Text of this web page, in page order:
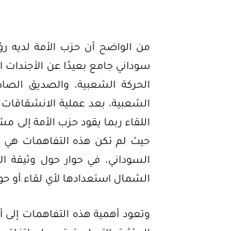
من الواضح أن حزب الأمة
سوداني جامع بعيدًا عن
الحركة الشعبية، والصديق
الشعبية، بعد عملية
اللقاء ربما يقود حزب الأمة
السوداني، في حوار حول وثيقة
الشمال استعدادها لأي لقاء أو
وتعود أهمية هذه التفاهمات